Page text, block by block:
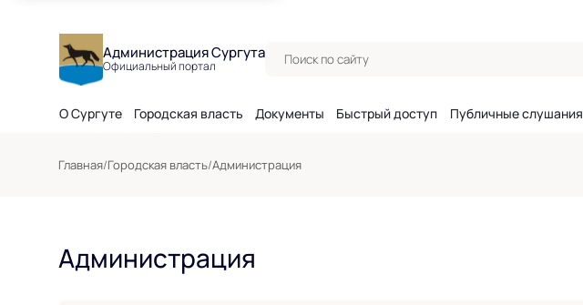
Администрация Сургута
Официальный портал
Поиск по сайту
О Сургуте Городская власть Документы Быстрый доступ Публичные слушания
Главная/Городская власть/Администрация
Администрация